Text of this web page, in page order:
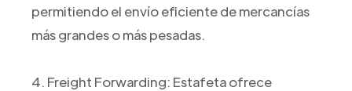
permitiendo el envío eficiente de mercancías
más grandes o más pesadas.
4. Freight Forwarding: Estafeta ofrece